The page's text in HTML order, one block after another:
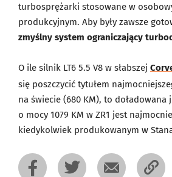
turbosprężarki stosowane w
produkcyjnym. Aby były zawsze
zmyślny system ograniczający
O ile silnik LT6 5.5 V8 w słabszej
się poszczycić tytułem
na świecie (680 KM), to doładowana
o mocy 1079 KM w ZR1 jest
kiedykolwiek produkowanym w